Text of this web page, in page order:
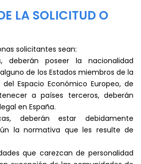
LA SOLICITUD O
solicitantes sean:
deberán poseer la nacionalidad
de los Estados miembros de la
Espacio Económico Europeo, de
a países terceros, deberán
en España.
deberán estar debidamente
la normativa que les resulte de
que carezcan de personalidad